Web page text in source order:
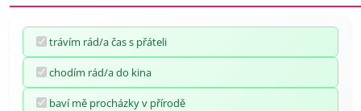
trávím rád/a čas s přáteli
chodím rád/a do kina
baví mě procházky v přírodě